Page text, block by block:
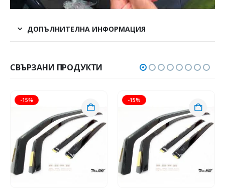
ДОПЪЛНИТЕЛНА ИНФОРМАЦИЯ
СВЪРЗАНИ ПРОДУКТИ
-15% -15%